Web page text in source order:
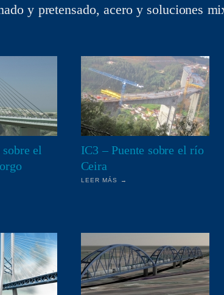
y pretensado, acero y soluciones
el
IC3 – Puente sobre el río
Ceira
LEER MÁS →